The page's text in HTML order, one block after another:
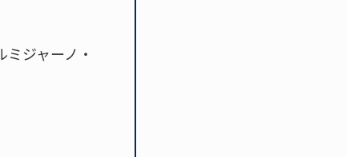
ジャーノ・